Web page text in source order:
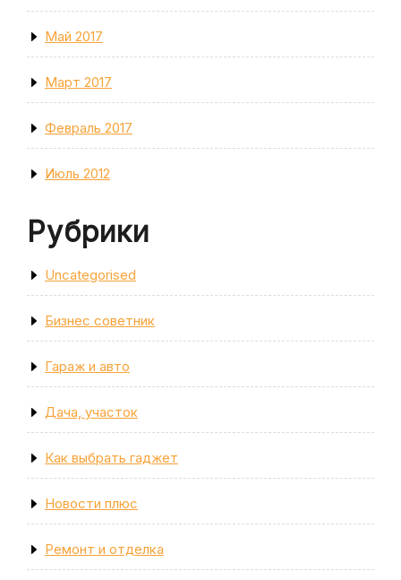
Май 2017
Март 2017
Февраль 2017
Июль 2012
Рубрики
Uncategorised
Бизнес советник
Гараж и авто
Дача, участок
Как выбрать гаджет
Новости плюс
Ремонт и отделка